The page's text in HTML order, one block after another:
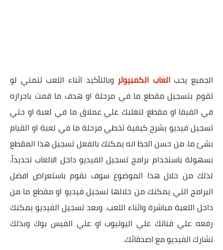
الجميع يحبالعاب الكمبيوتروبالتأكيد اثناء اللعب تتمني لو
تقوم بتسجيل مقطع ما في مرحلة او هدف ما قمت باحرازه
في الفيفا او مقطع لتغلبك علي عملاق ما في لعبة او حتي
تسجيل فيديو يشرح كيفية تخطي مرحلة ما في لعبة او القيام
بشئ ما. من حسن الحظ انه يمكنك بالفعل تسجيل هذا المقطع
بسهولة باستخدام برامج تسجيل الفيديو داخل الالعاب تحديداً.
لذلك من خلال هذا الموضوع سوف نقوم باستعراض افضل
البرامج التي يمكنك من خلالها تسجيل فيديو او مقطع ما من
داخل اللعبة مباشرة واثناء اللعب. وبعد تسجيل الفيديو يمكنك
رفعه علي قناتك علي اليوتيوب او علي الفيس بوك وبذلك
تشارك الفيديو مع اصدقائك.